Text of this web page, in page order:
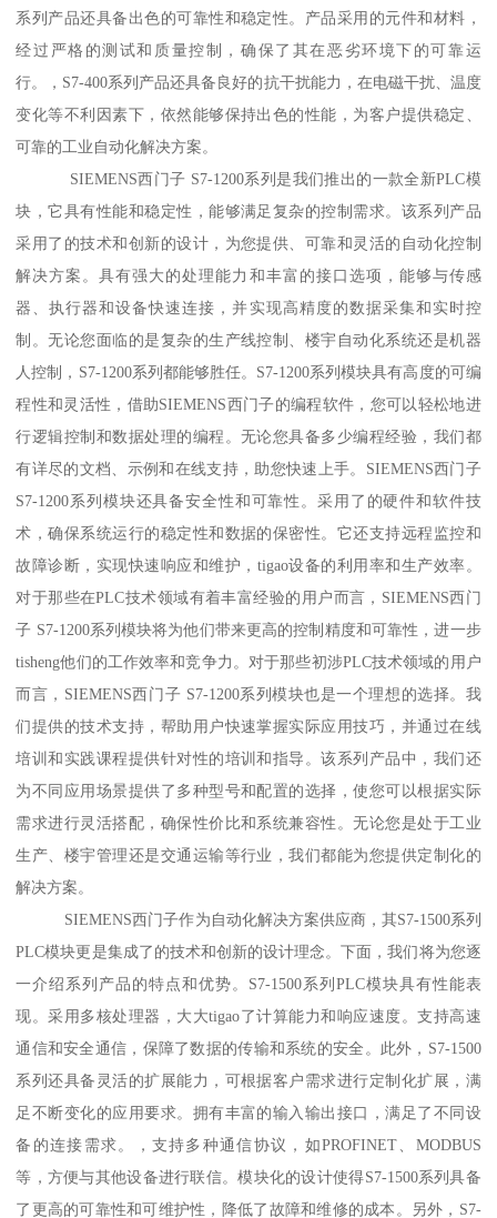
系列产品还具备出色的可靠性和稳定性。产品采用的元件和材料，
经过严格的测试和质量控制，确保了其在恶劣环境下的可靠运
行。，S7-400系列产品还具备良好的抗干扰能力，在电磁干扰、温度
变化等不利因素下，依然能够保持出色的性能，为客户提供稳定、
可靠的工业自动化解决方案。
SIEMENS西门子 S7-1200系列是我们推出的一款全新PLC模
块，它具有性能和稳定性，能够满足复杂的控制需求。该系列产品
采用了的技术和创新的设计，为您提供、可靠和灵活的自动化控制
解决方案。具有强大的处理能力和丰富的接口选项，能够与传感
器、执行器和设备快速连接，并实现高精度的数据采集和实时控
制。无论您面临的是复杂的生产线控制、楼宇自动化系统还是机器
人控制，S7-1200系列都能够胜任。S7-1200系列模块具有高度的可编
程性和灵活性，借助SIEMENS西门子的编程软件，您可以轻松地进
行逻辑控制和数据处理的编程。无论您具备多少编程经验，我们都
有详尽的文档、示例和在线支持，助您快速上手。SIEMENS西门子
S7-1200系列模块还具备安全性和可靠性。采用了的硬件和软件技
术，确保系统运行的稳定性和数据的保密性。它还支持远程监控和
故障诊断，实现快速响应和维护，tigao设备的利用率和生产效率。
对于那些在PLC技术领域有着丰富经验的用户而言，SIEMENS西门
子 S7-1200系列模块将为他们带来更高的控制精度和可靠性，进一步
tisheng他们的工作效率和竞争力。对于那些初涉PLC技术领域的用户
而言，SIEMENS西门子 S7-1200系列模块也是一个理想的选择。我
们提供的技术支持，帮助用户快速掌握实际应用技巧，并通过在线
培训和实践课程提供针对性的培训和指导。该系列产品中，我们还
为不同应用场景提供了多种型号和配置的选择，使您可以根据实际
需求进行灵活搭配，确保性价比和系统兼容性。无论您是处于工业
生产、楼宇管理还是交通运输等行业，我们都能为您提供定制化的
解决方案。
SIEMENS西门子作为自动化解决方案供应商，其S7-1500系列
PLC模块更是集成了的技术和创新的设计理念。下面，我们将为您逐
一介绍系列产品的特点和优势。S7-1500系列PLC模块具有性能表
现。采用多核处理器，大大tigao了计算能力和响应速度。支持高速
通信和安全通信，保障了数据的传输和系统的安全。此外，S7-1500
系列还具备灵活的扩展能力，可根据客户需求进行定制化扩展，满
足不断变化的应用要求。拥有丰富的输入输出接口，满足了不同设
备的连接需求。，支持多种通信协议，如PROFINET、MODBUS
等，方便与其他设备进行联信。模块化的设计使得S7-1500系列具备
了更高的可靠性和可维护性，降低了故障和维修的成本。另外，S7-